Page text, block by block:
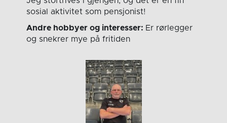
sosial aktivitet som pensjonist!
Andre hobbyer og interesser: Er rørlegger
og snekrer mye på fritiden